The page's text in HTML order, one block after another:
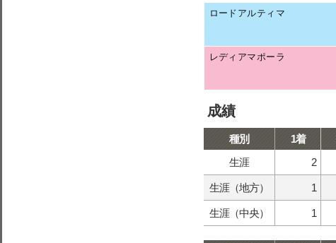
ロードアルティマ
レディアマポーラ
成績
種別 1着
生涯
2
生涯（地方） 1
生涯（中央） 1